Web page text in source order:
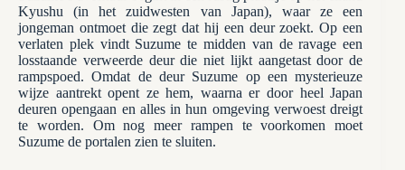
Kyushu (in het zuidwesten van Japan), waar ze een
jongeman ontmoet die zegt dat hij een deur zoekt. Op een
verlaten plek vindt Suzume te midden van de ravage een
losstaande verweerde deur die niet lijkt aangetast door de
rampspoed. Omdat de deur Suzume op een mysterieuze
wijze aantrekt opent ze hem, waarna er door heel Japan
deuren opengaan en alles in hun omgeving verwoest dreigt
te worden. Om nog meer rampen te voorkomen moet
Suzume de portalen zien te sluiten.